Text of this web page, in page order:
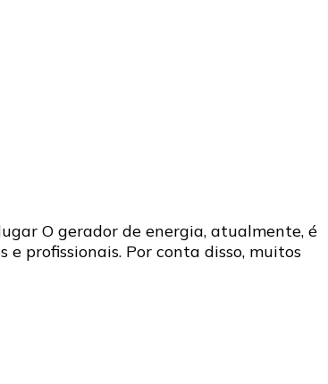
O gerador de energia, atualmente, é
profissionais. Por conta disso, muitos